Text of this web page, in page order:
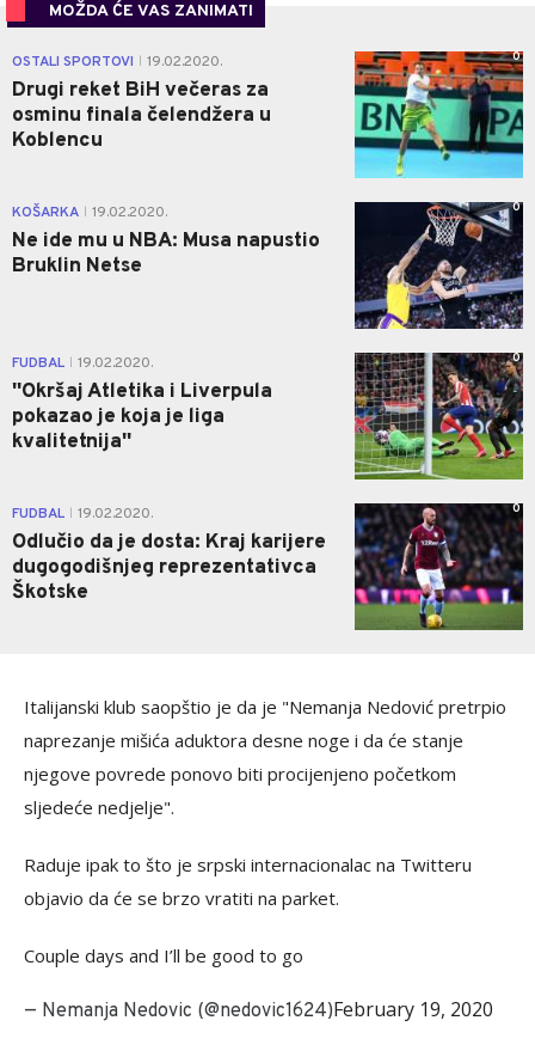
MOŽDA ĆE VAS ZANIMATI
OSTALI SPORTOVI 19.02.2020.
Drugi reket BiH večeras za
osminu finala čelendžera u
Koblencu
0
KOŠARKA 19.02.2020.
Ne ide mu u NBA: Musa napustio
Bruklin Netse
0
FUDBAL 19.02.2020.
''Okršaj Atletika i Liverpula
pokazao je koja je liga
kvalitetnija''
0
FUDBAL 19.02.2020.
Odlučio da je dosta: Kraj karijere
dugogodišnjeg reprezentativca
Škotske
0
Italijanski klub saopštio je da je "Nemanja Nedović pretrpio
naprezanje mišića aduktora desne noge i da će stanje
njegove povrede ponovo biti procijenjeno početkom
sljedeće nedjelje".
Raduje ipak to što je srpski internacionalac na Twitteru
objavio da će se brzo vratiti na parket.
Couple days and I’ll be good to go
— Nemanja Nedovic (@nedovic1624)February 19, 2020